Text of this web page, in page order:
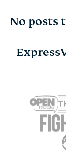
Siber
Dijital
ExpressVPN
Öne Çıkanlar
No posts